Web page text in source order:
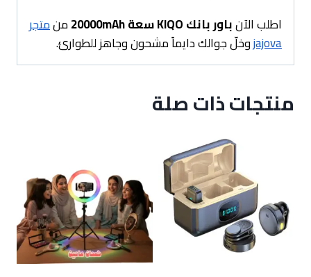
اطلب الآنباور بانك KIQO سعة 20000mAh منمتجر
jajovaوخلّ جوالك دايماً مشحون وجاهز للطوارئ.
منتجات ذات صلة